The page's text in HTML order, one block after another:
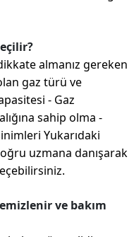
almanız gereken
gaz türü ve
- Gaz
sahip olma -
Yukarıdaki
uzmana danışarak
ve bakım